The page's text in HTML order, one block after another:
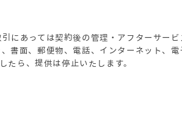
にあっては契約後の管理・アフターサービ
書面、郵便物、電話、インターネット、電
ら、提供は停止いたします。